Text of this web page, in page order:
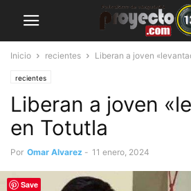
Inicio recientes Liberan a joven
recientes
Liberan a joven
en Totutla
Por Omar Alvarez - 11 enero, 2024
Save